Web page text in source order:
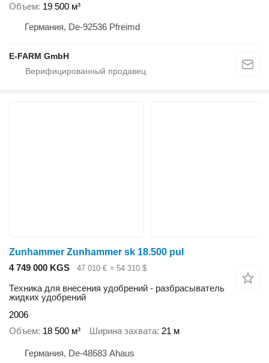
Объем 19 500 м³
Германия, De-92536 Pfreimd
E-FARM GmbH
Zunhammer Zunhammer sk 18.500 pul
4 749 000 KGS
47 010 € ≈ 54 310 $
Техника для внесения удобрений - разбрасыватель
жидких удобрений
2006
Объем 18 500 м³ Ширина захвата 21 м
Германия, De-48683 Ahaus